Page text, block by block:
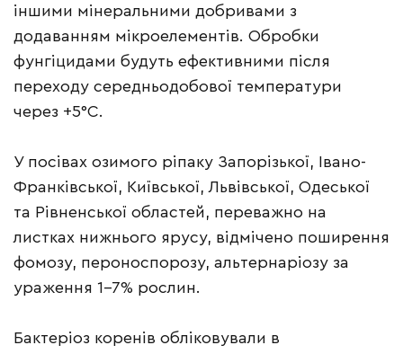
іншими мінеральними добривами з
додаванням мікроелементів. Обробки
фунгіцидами будуть ефективними після
переходу середньодобової температури
через +5°С.
У посівах озимого ріпаку Запорізької, Івано-
Франківської, Київської, Львівської, Одеської
та Рівненської областей, переважно на
листках нижнього ярусу, відмічено поширення
фомозу, пероноспорозу, альтернаріозу за
ураження 1-7% рослин.
Бактеріоз коренів обліковували в